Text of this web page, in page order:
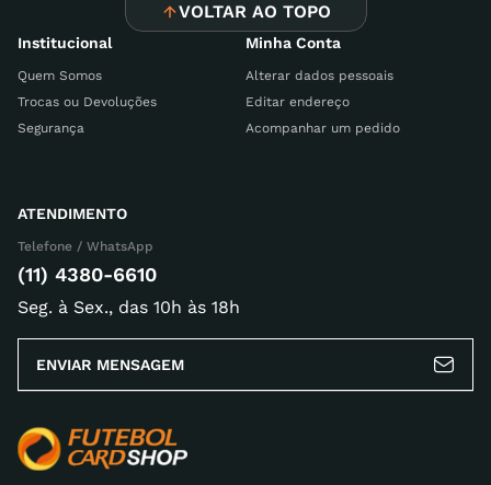
VOLTAR AO TOPO
Institucional
Quem Somos
Trocas ou Devoluções
Segurança
Minha Conta
Alterar dados pessoais
Editar endereço
Acompanhar um pedido
ATENDIMENTO
Telefone / WhatsApp
(11) 4380-6610
Seg. à Sex., das 10h às 18h
ENVIAR MENSAGEM